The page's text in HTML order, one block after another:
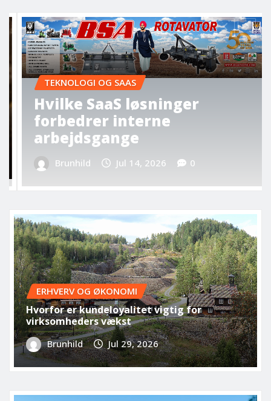
SUNDHED
Hvordan forbedrer sunde
rutiner din hverdag
markant
Brunhild Jul 5, 2026
ERHVERV OG ØKONOMI
Hvorfor er kundeloyalitet vigtig for
virksomheders vækst
Brunhild Jul 29, 2026